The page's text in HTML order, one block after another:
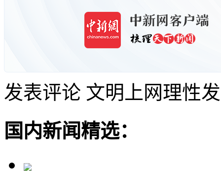
发表评论 文明上网理性
国内新闻精选：